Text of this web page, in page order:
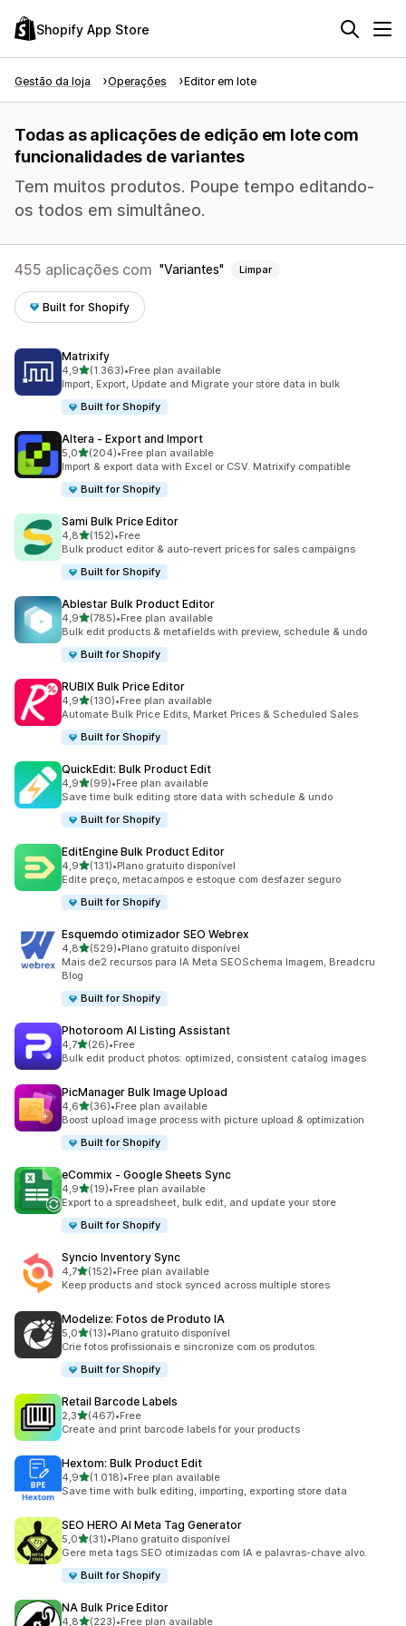
Shopify App Store
Gestão da loja Operações Editor em lote
Todas as aplicações de edição em lote com
funcionalidades de variantes
Tem muitos produtos. Poupe tempo editando-
os todos em simultâneo.
455 aplicações com Variantes Limpar
Built for Shopify
Matrixify
4,9de 5 estrelas
(1.363)
1363 total de avaliações
•Free plan available
Import, Export, Update and Migrate your store data in bulk
Built for Shopify
Altera ‑ Export and Import
5,0de 5 estrelas
(204)
204 total de avaliações
•Free plan available
Import & export data with Excel or CSV. Matrixify compatible
Built for Shopify
Sami Bulk Price Editor
4,8de 5 estrelas
(152)
152 total de avaliações
•Free
Bulk product editor & auto-revert prices for sales campaigns
Built for Shopify
Ablestar Bulk Product Editor
4,9de 5 estrelas
(785)
785 total de avaliações
•Free plan available
Bulk edit products & metafields with preview, schedule & undo
Built for Shopify
RUBIX Bulk Price Editor
4,9de 5 estrelas
(130)
130 total de avaliações
•Free plan available
Automate Bulk Price Edits, Market Prices & Scheduled Sales
Built for Shopify
QuickEdit: Bulk Product Edit
4,9de 5 estrelas
(99)
99 total de avaliações
•Free plan available
Save time bulk editing store data with schedule & undo
Built for Shopify
EditEngine Bulk Product Editor
4,9de 5 estrelas
(131)
131 total de avaliações
•Plano gratuito disponível
Edite preço, metacampos e estoque com desfazer seguro
Built for Shopify
Esquemdo otimizador SEO Webrex
4,8de 5 estrelas
(529)
529 total de avaliações
•Plano gratuito disponível
Mais de2 recursos para IA Meta SEOSchema Imagem, Breadcru
BIog
Built for Shopify
Photoroom AI Listing Assistant
4,7de 5 estrelas
(26)
26 total de avaliações
•Free
Bulk edit product photos: optimized, consistent catalog images
PicManager Bulk Image Upload
4,6de 5 estrelas
(36)
36 total de avaliações
•Free plan available
Boost upload image process with picture upload & optimization
Built for Shopify
eCommix ‑ Google Sheets Sync
4,9de 5 estrelas
(19)
19 total de avaliações
•Free plan available
Export to a spreadsheet, bulk edit, and update your store
Built for Shopify
Syncio Inventory Sync
4,7de 5 estrelas
(152)
152 total de avaliações
•Free plan available
Keep products and stock synced across multiple stores
Modelize: Fotos de Produto IA
5,0de 5 estrelas
(13)
13 total de avaliações
•Plano gratuito disponível
Crie fotos profissionais e sincronize com os produtos.
Built for Shopify
Retail Barcode Labels
2,3de 5 estrelas
(467)
467 total de avaliações
•Free
Create and print barcode labels for your products
Hextom: Bulk Product Edit
4,9de 5 estrelas
(1.018)
1018 total de avaliações
•Free plan available
Save time with bulk editing, importing, exporting store data
SEO HERO AI Meta Tag Generator
5,0de 5 estrelas
(31)
31 total de avaliações
•Plano gratuito disponível
Gere meta tags SEO otimizadas com IA e palavras-chave alvo.
Built for Shopify
NA Bulk Price Editor
4,8de 5 estrelas
(223)•Free plan available